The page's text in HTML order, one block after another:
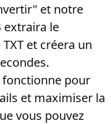
et notre
extraira le
et créera un
fonctionne pour
et maximiser la
vous pouvez